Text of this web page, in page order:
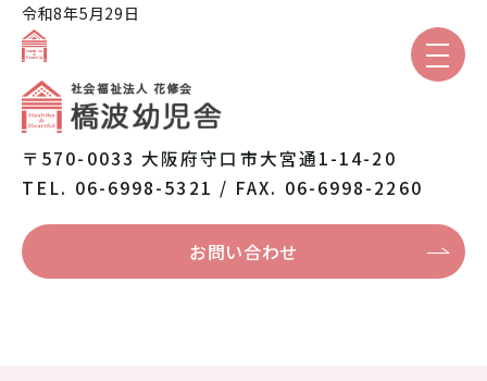
保育と教育
令和8年5月29日
〒570-0033 大阪府守口市大宮通1-14-20
TEL. 06-6998-5321 / FAX. 06-6998-2260
お問い合わせ